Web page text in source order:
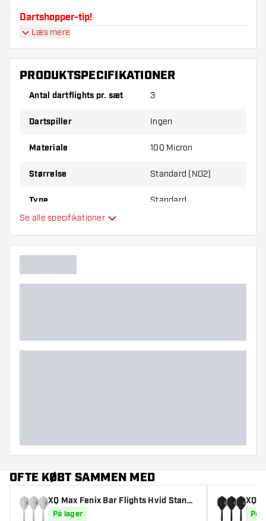
Dartshopper-tip!
på lager. Disse kan blive beskadiget eller
knækket ved brug.
anden tykkelse på flights for at finde ud af,
Læs mere
PRODUKTSPECIFIKATIONER
Antal dartflights pr. sæt 3
Dartspiller Ingen
Materiale 100 Micron
Størrelse Standard (NO2)
Type Standard
Hovedfarve
Se alle specifikationer
OFTE KØBT SAMMEN MED
XQ Max Fenix Bar Flights Hvid Standa
rd - Dart Flights
På lager
XQ
ard
På